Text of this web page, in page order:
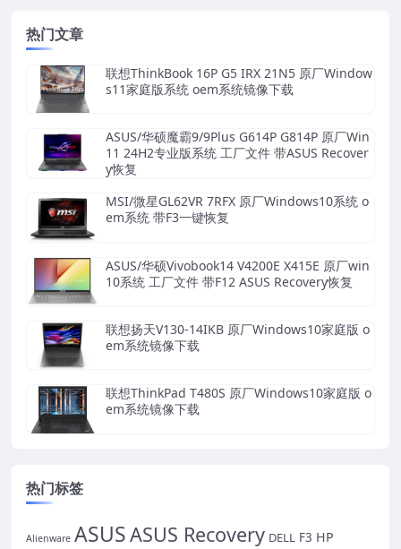
热门文章
联想ThinkBook 16P G5 IRX 21N5 原厂Window
s11家庭版系统 oem系统镜像下载
ASUS/华硕魔霸9/9Plus G614P G814P 原厂Win
11 24H2专业版系统 工厂文件 带ASUS Recover
y恢复
MSI/微星GL62VR 7RFX 原厂Windows10系统 o
em系统 带F3一键恢复
ASUS/华硕Vivobook14 V4200E X415E 原厂win
10系统 工厂文件 带F12 ASUS Recovery恢复
联想扬天V130-14IKB 原厂Windows10家庭版 o
em系统镜像下载
联想ThinkPad T480S 原厂Windows10家庭版 o
em系统镜像下载
热门标签
Alienware ASUSASUS Recovery DELL F3 HP